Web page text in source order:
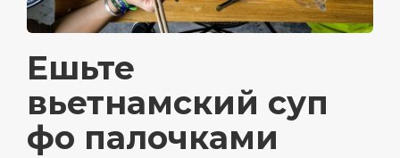
Ешьте
вьетнамский суп
фо палочками